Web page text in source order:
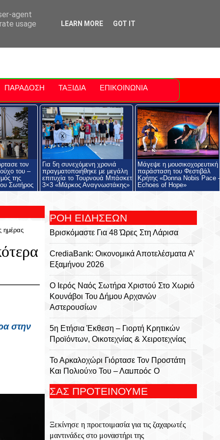
Polis
ΠΑΡΑΔΟΣΗ ΤΑΞΙΔΙΑ ΕΠΙΚΟΙΝΩΝΙΑ
τον
του –
της
Σωτήρος
Για 5η συνεχόμενη χρονιά
πραγματοποιήθηκε με μεγάλη
επιτυχία το Τουρνουά Μπάσκετ
3×3 «Μάρκος Αναγνωστάκης»
Μάγεψε η μουσικοχορευτική
παράσταση του Φεστιβάλ
Κρήτης «Donna Nobis Pace
Echoes of Hope»
ημέρας
στην
ΡΟΗ ΕΙΔΗΣΕΩΝ
Βρισκόμαστε Για 48 Ώρες Στη Λάρισα
CrediaBank: Οικονομικά Αποτελέσματα A’
Εξαμήνου 2026
Ο Ιερός Ναός Σωτήρα Χριστού Στο Χωριό
Κουνάβοι Του Δήμου Αρχανών
Αστερουσίων
5η Ετήσια Έκθεση – Γιορτή Κρητικών
Προϊόντων, Οικοτεχνίας & Χειροτεχνίας
Το Αρκαλοχώρι Γιόρτασε Τον Προστάτη
Και Πολιούχο Του – Λαμπρός Ο
Σωτήρος
Πραγματοποιήθηκε Με Μεγάλη Επιτυχία
Το Τουρνουά Μπάσκετ 3×3 «Μάρκος
ΣΑΣ ΠΡΟΤΕΙΝΟΥΜΕ
Ξεκίνησε η προετοιμασία για τις ζαχαρωτές
μαντινάδες στο μοναστήρι της
agent
usage
LEARN MORE GOT IT